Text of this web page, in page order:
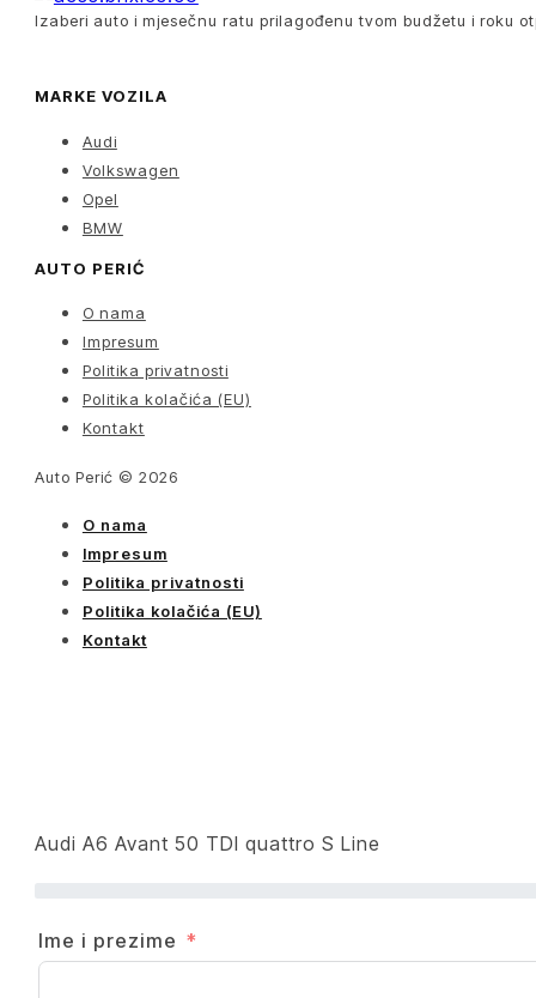
Izaberi auto i mjesečnu ratu prilagođenu tvom budžetu i roku
MARKE VOZILA
Audi
Volkswagen
Opel
BMW
AUTO PERIĆ
O nama
Impresum
Politika privatnosti
Politika kolačića (EU)
Kontakt
Auto Perić © 2026
O nama
Impresum
Politika privatnosti
Politika kolačića (EU)
Kontakt
Audi A6 Avant 50 TDI quattro S Line
Ime i prezime